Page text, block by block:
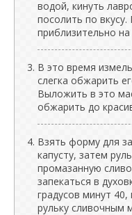
водой, кинуть
посолить по
приблизительно на
В это время
слегка обжарить
Выложить в это
обжарить до
Взять форму для
капусту, затем
промазанную
запекаться в
градусов минут
рульку сливочным